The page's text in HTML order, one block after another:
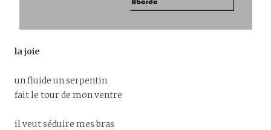
la joie
un fluide un serpentin
fait le tour de mon ventre
il veut séduire mes bras